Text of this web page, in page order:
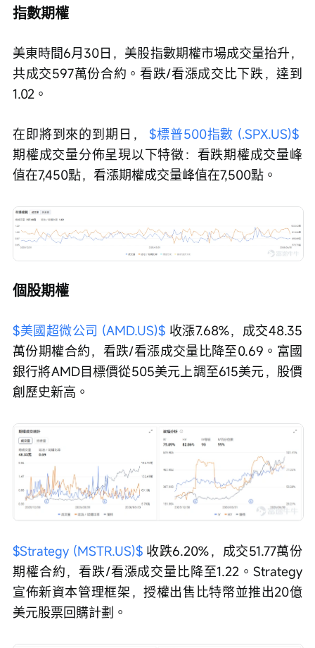
指數期權
美東時間6月30日，美股指數期權市場成交量抬升，
共成交597萬份合約。看跌/看漲成交比下跌，達到
1.02。
在即將到來的到期日， $標普500指數 (.SPX.US)$
期權成交量分佈呈現以下特徵：看跌期權成交量峰
值在7,450點，看漲期權成交量峰值在7,500點。
個股期權
$美國超微公司 (AMD.US)$ 收漲7.68%，成交48.35
萬份期權合約，看跌/看漲成交量比降至0.69。富國
銀行將AMD目標價從505美元上調至615美元，股價
創歷史新高。
$Strategy (MSTR.US)$ 收跌6.20%，成交51.77萬份
期權合約，看跌/看漲成交量比降至1.22。Strategy
宣佈新資本管理框架，授權出售比特幣並推出20億
美元股票回購計劃。